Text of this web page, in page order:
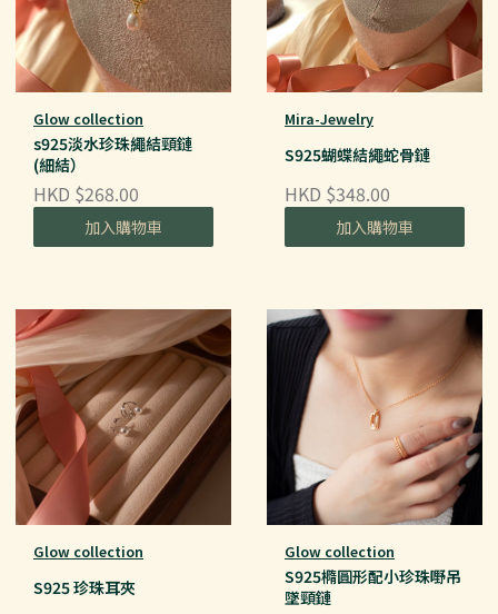
Glow collection
s925淡水珍珠繩結頸鏈
(細結）
HKD $268.00
加入購物車
Mira-Jewelry
S925蝴蝶結繩蛇骨鏈
HKD $348.00
加入購物車
Glow collection
S925 珍珠耳夾
Glow collection
S925橢圓形配小珍珠嘢吊
墜頸鏈